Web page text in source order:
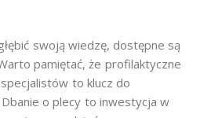
swoją wiedzę, dostępne są
pamiętać, że profilaktyczne
to klucz do
o plecy to inwestycja w